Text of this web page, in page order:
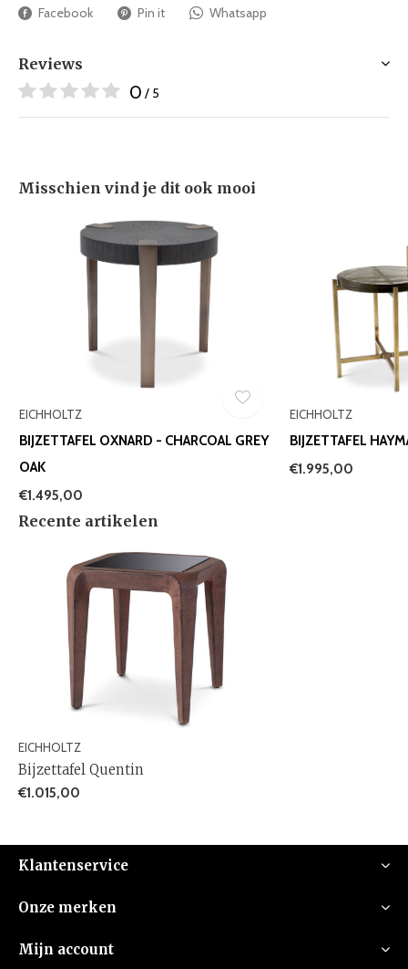
Facebook Pin it Whatsapp
Reviews
0 / 5
Misschien vind je dit ook mooi
EICHHOLTZ
BIJZETTAFEL OXNARD - CHARCOAL GREY
OAK
€1.495,00
EICHHOLTZ
BIJZETTAFEL
€1.995,00
Recente artikelen
EICHHOLTZ
Bijzettafel Quentin
€1.015,00
Klantenservice
Onze merken
Mijn account